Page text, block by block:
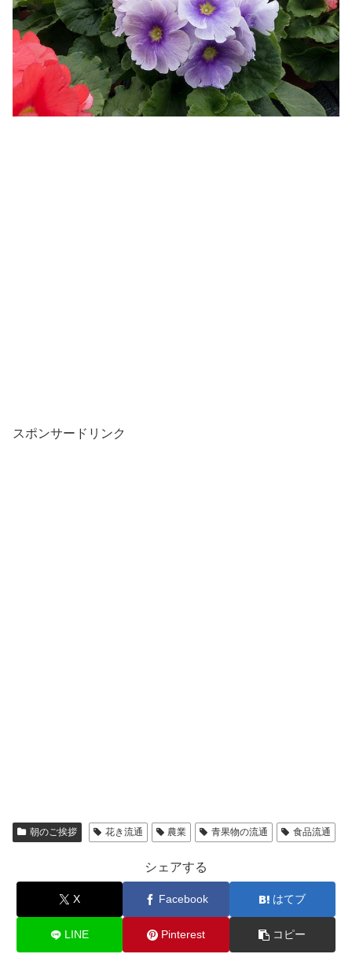
スポンサードリンク
朝のご挨拶 花き流通 農業 青果物の流通 食品流通
シェアする
X Facebook はてブ
LINE Pinterest コピー